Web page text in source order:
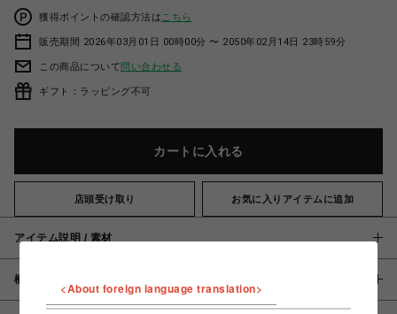
獲得ポイントの確認方法は こちら
販売期間 2026年03月01日 00時00分 〜 2050年02月14日 23時59分
この商品について問い合わせる
ギフト：ラッピング不可
カートに入れる
店頭受け取り お気に入りアイテムに追加
アイテム説明 / 素材
概要
<About foreign language translation>